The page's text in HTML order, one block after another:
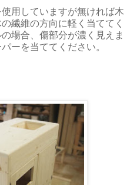
用していますが無ければ木
繊維の方向に軽く当ててく
場合、傷部分が濃く見えま
ーを当ててください。